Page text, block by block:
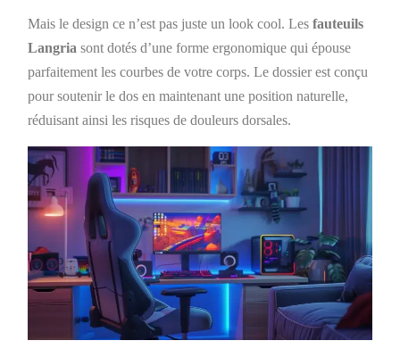
Mais le design ce n’est pas juste un look cool. Les fauteuils
Langria sont dotés d’une forme ergonomique qui épouse
parfaitement les courbes de votre corps. Le dossier est conçu
pour soutenir le dos en maintenant une position naturelle,
réduisant ainsi les risques de douleurs dorsales.